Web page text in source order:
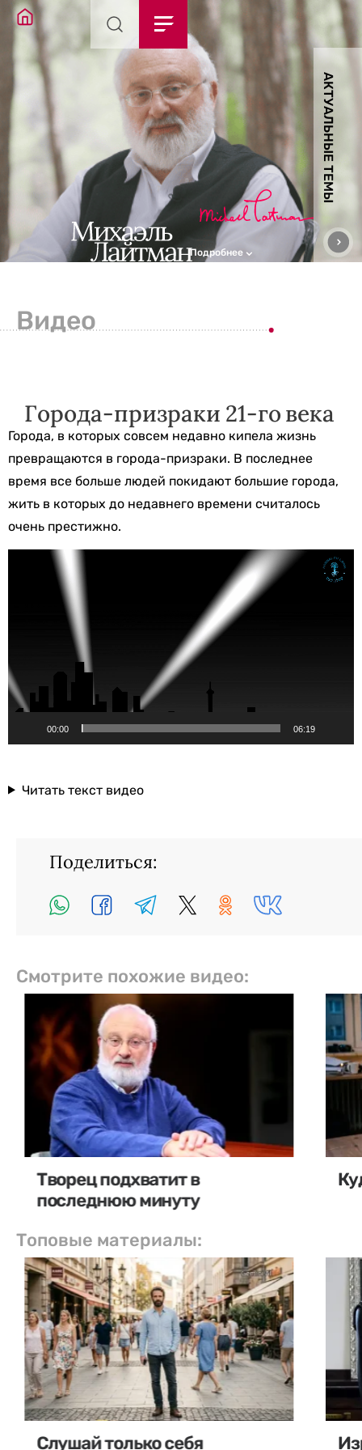
АКТУАЛЬНЫЕ ТЕМЫ
Подробнее
Видео
Города-призраки 21-го века
Города, в которых совсем недавно кипела жизнь
превращаются в города-призраки. В последнее
время все больше людей покидают большие города,
жить в которых до недавнего времени считалось
очень престижно.
Видеоплеер
00:00 06:19
Читать текст видео
Поделиться:
Смотрите похожие видео:
Творец подхватит в
последнюю минуту
Топовые материалы:
Слушай только себя